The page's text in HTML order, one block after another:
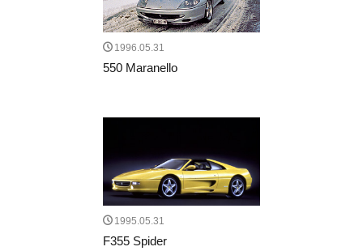
1996.05.31
550 Maranello
1995.05.31
F355 Spider